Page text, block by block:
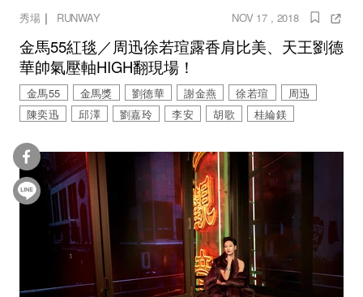
秀場 ｜ RUNWAY NOV 17 , 2018
金馬55紅毯／周迅徐若瑄露香肩比美、天王劉德
華帥氣壓軸HIGH翻現場！
金馬55 金馬獎 劉德華 謝金燕 徐若瑄
周迅
陳奕迅
邱澤 劉嘉玲 李安 胡歌 桂綸鎂